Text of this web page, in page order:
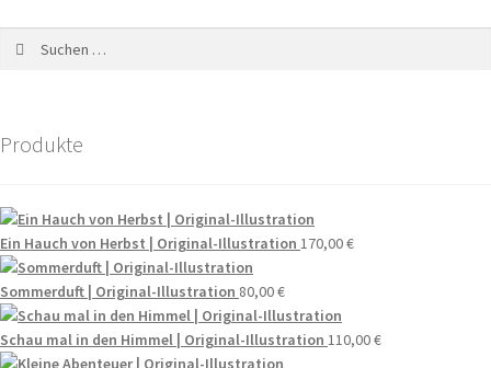
Produkte
Ein Hauch von Herbst | Original-Illustration 170,00€
Sommerduft | Original-Illustration 80,00€
Schau mal in den Himmel | Original-Illustration 110,00€